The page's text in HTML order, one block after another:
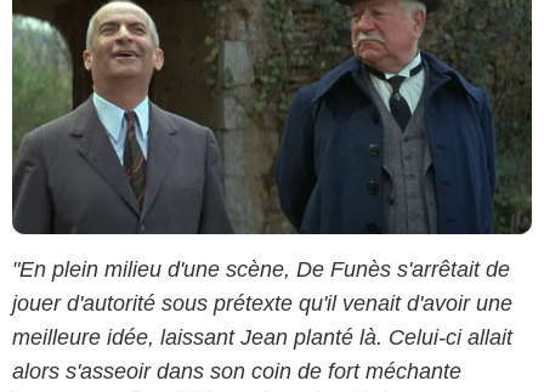
"En plein milieu d'une scène, De Funès s'arrêtait de
jouer d'autorité sous prétexte qu'il venait d'avoir une
meilleure idée, laissant Jean planté là. Celui-ci allait
alors s'asseoir dans son coin de fort méchante